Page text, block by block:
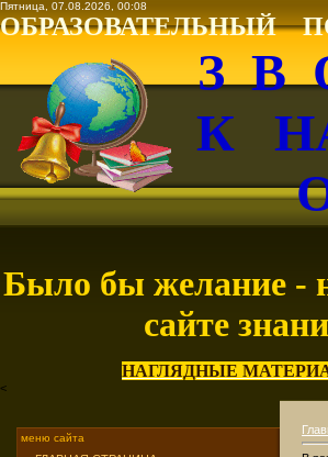
Пятница, 07.08.2026,
ОБРАЗОВАТЕЛЬНЫЙ
З В
К
Было бы желание -
сайте
НАГЛЯДНЫЕ
<
меню сайта